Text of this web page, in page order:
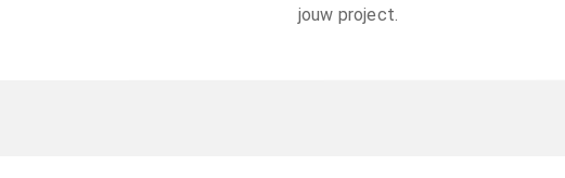
jouw project.